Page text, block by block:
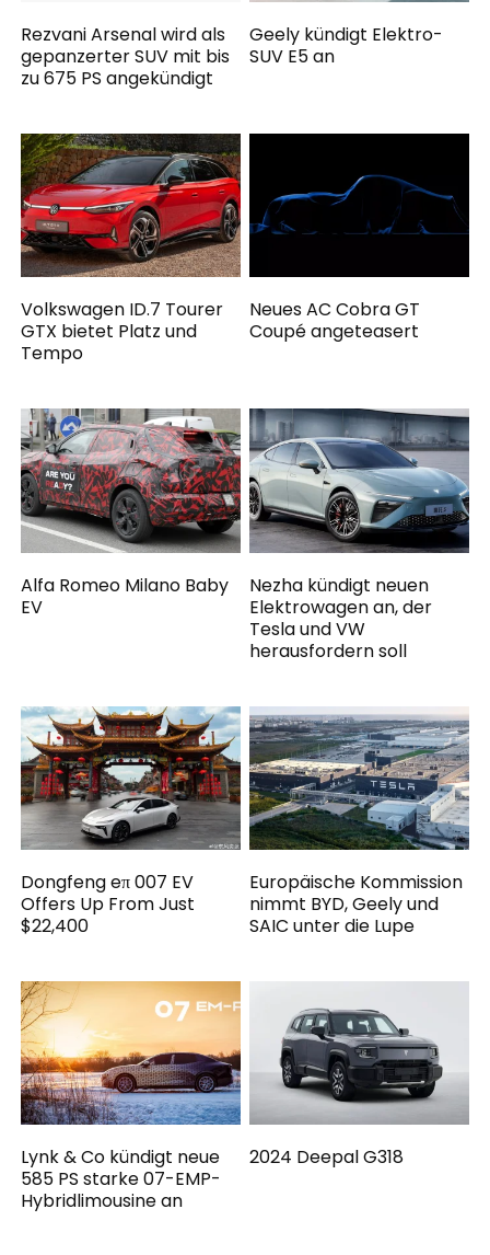
Rezvani Arsenal wird als
gepanzerter SUV mit bis
zu 675 PS angekündigt
Geely kündigt Elektro-
SUV E5 an
Volkswagen ID.7 Tourer
GTX bietet Platz und
Tempo
Neues AC Cobra GT
Coupé angeteasert
Alfa Romeo Milano Baby
EV
Nezha kündigt neuen
Elektrowagen an, der
Tesla und VW
herausfordern soll
Dongfeng eπ 007 EV
Offers Up From Just
$22,400
Europäische Kommission
nimmt BYD, Geely und
SAIC unter die Lupe
Lynk & Co kündigt neue
585 PS starke 07-EMP-
Hybridlimousine an
2024 Deepal G318